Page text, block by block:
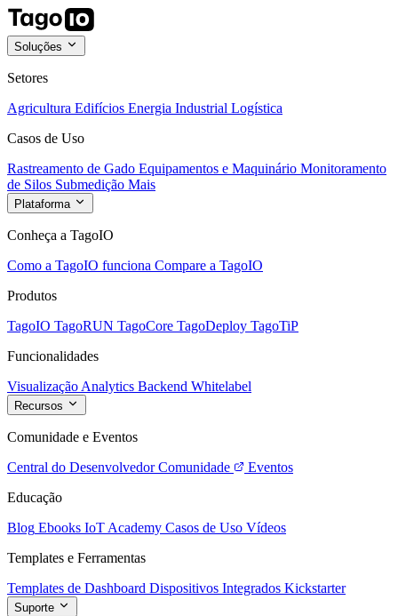
Soluções
Setores
Agricultura Edifícios Energia Industrial Logística
Casos de Uso
Rastreamento de Gado Equipamentos e Maquinário Monitoramento
de Silos Submedição Mais
Plataforma
Conheça a TagoIO
Como a TagoIO funciona Compare a TagoIO
Produtos
TagoIO TagoRUN TagoCore TagoDeploy TagoTiP
Funcionalidades
Visualização Analytics Backend Whitelabel
Recursos
Comunidade e Eventos
Central do Desenvolvedor Comunidade
Eventos
Educação
Blog Ebooks IoT Academy Casos de Uso Vídeos
Templates e Ferramentas
Templates de Dashboard Dispositivos Integrados Kickstarter
Suporte